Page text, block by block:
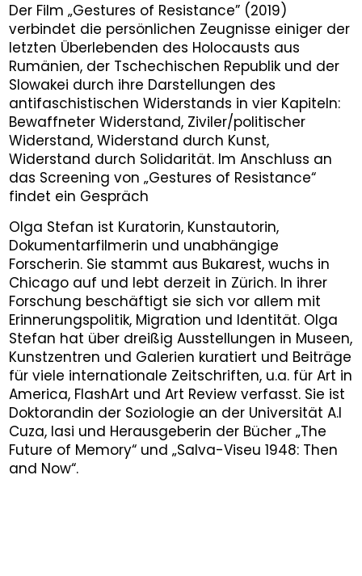
Der Film „Gestures of Resistance” (2019)
verbindet die persönlichen Zeugnisse einiger der
letzten Überlebenden des Holocausts aus
Rumänien, der Tschechischen Republik und der
Slowakei durch ihre Darstellungen des
antifaschistischen Widerstands in vier Kapiteln:
Bewaffneter Widerstand, Ziviler/politischer
Widerstand, Widerstand durch Kunst,
Widerstand durch Solidarität. Im Anschluss an
das Screening von „Gestures of Resistance“
findet ein Gespräch
Olga Stefan ist Kuratorin, Kunstautorin,
Dokumentarfilmerin und unabhängige
Forscherin. Sie stammt aus Bukarest, wuchs in
Chicago auf und lebt derzeit in Zürich. In ihrer
Forschung beschäftigt sie sich vor allem mit
Erinnerungspolitik, Migration und Identität. Olga
Stefan hat über dreißig Ausstellungen in Museen,
Kunstzentren und Galerien kuratiert und Beiträge
für viele internationale Zeitschriften, u.a. für Art in
America, FlashArt und Art Review verfasst. Sie ist
Doktorandin der Soziologie an der Universität A.I
Cuza, Iasi und Herausgeberin der Bücher „The
Future of Memory“ und „Salva-Viseu 1948: Then
and Now“.